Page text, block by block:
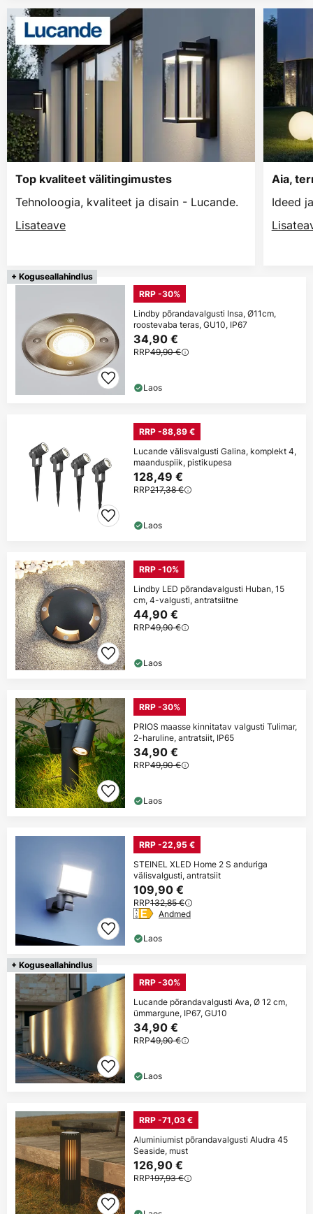
Top kvaliteet välitingimustes
Tehnoloogia, kvaliteet ja disain - Lucande.
Lisateave
Aia,
Ideed
+ Koguseallahindlus
RRP -30%
Lindby põrandavalgusti Insa, Ø11cm,
roostevaba teras, GU10, IP67
34,90 €
RRP49,90 €
Laos
RRP -88,89 €
Lucande välisvalgusti Galina, komplekt 4,
maanduspiik, pistikupesa
128,49 €
RRP217,38 €
Laos
RRP -10%
Lindby LED põrandavalgusti Huban, 15
cm, 4-valgusti, antratsiitne
44,90 €
RRP49,90 €
Laos
RRP -30%
PRIOS maasse kinnitatav valgusti Tulimar,
2-haruline, antratsiit, IP65
34,90 €
RRP49,90 €
Laos
RRP -22,95 €
STEINEL XLED Home 2 S anduriga
välisvalgusti, antratsiit
109,90 €
RRP132,85 €
Andmed
Laos
+ Koguseallahindlus
RRP -30%
Lucande põrandavalgusti Ava, Ø 12 cm,
ümmargune, IP67, GU10
34,90 €
RRP49,90 €
Laos
RRP -71,03 €
Aluminiumist põrandavalgusti Aludra 45
Seaside, must
126,90 €
RRP197,93 €